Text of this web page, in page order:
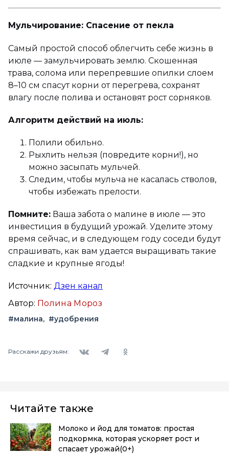
Мульчирование: Спасение от пекла
Самый простой способ облегчить себе жизнь в
июле — замульчировать землю. Скошенная
трава, солома или перепревшие опилки слоем
8–10 см спасут корни от перегрева, сохранят
влагу после полива и остановят рост сорняков.
Алгоритм действий на июль:
Полили обильно.
Рыхлить нельзя (повредите корни!), но
можно засыпать мульчей.
Следим, чтобы мульча не касалась стволов,
чтобы избежать прелости.
Помните: Ваша забота о малине в июле — это
инвестиция в будущий урожай. Уделите этому
время сейчас, и в следующем году соседи будут
спрашивать, как вам удается выращивать такие
сладкие и крупные ягоды!
Источник: Дзен канал
Автор: Полина Мороз
#малина #удобрения
Расскажи друзьям:
Читайте также
Молоко и йод для томатов: простая
подкормка, которая ускоряет рост и
спасает урожай(0+)